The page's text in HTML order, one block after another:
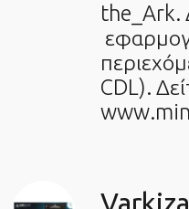
the_Ark.
CDL).